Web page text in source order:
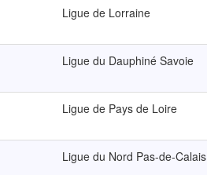
Ligue de Lorraine
Ligue du Dauphiné Savoie
Ligue de Pays de Loire
Ligue du Nord Pas-de-Calais